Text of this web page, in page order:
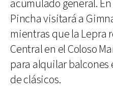
acumulado general.
Pincha visitará a
mientras que la Lepra
Central en el Coloso
para alquilar
de clásicos.